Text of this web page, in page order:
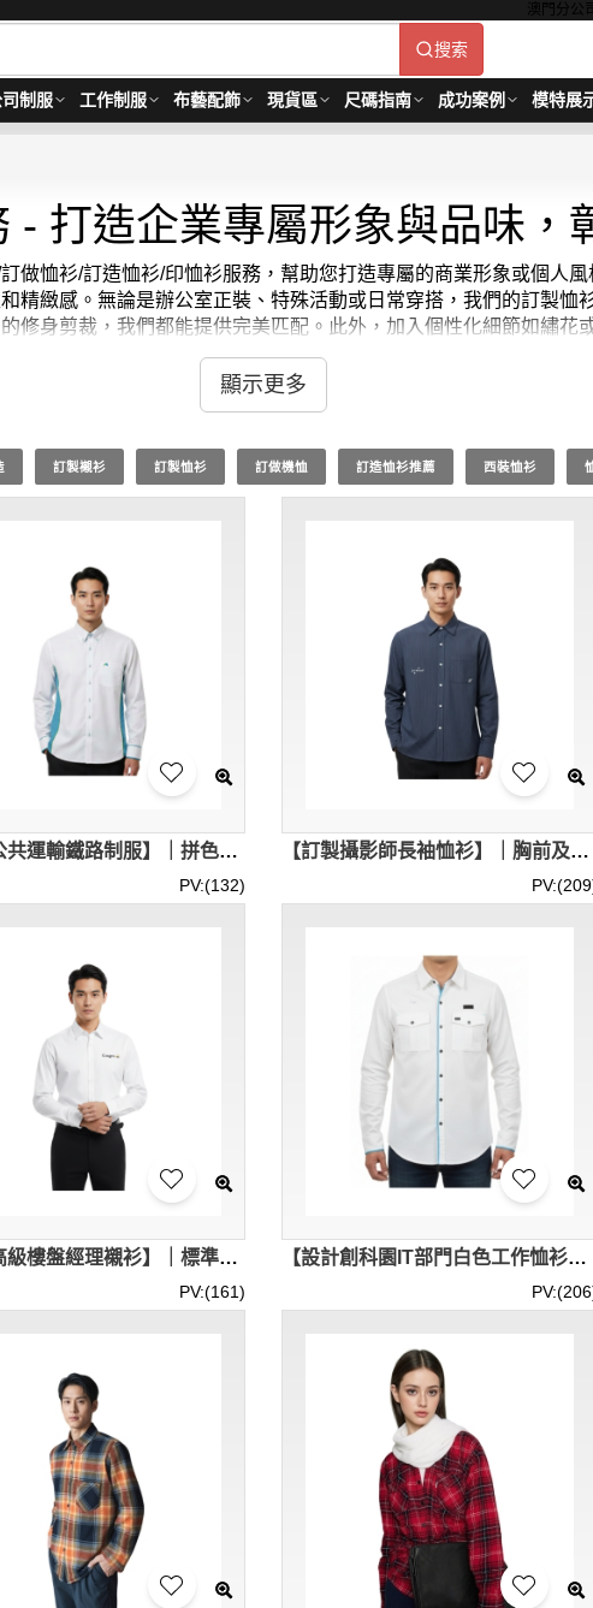
澳門分
搜索
制服 工作制服 布藝配飾 現貨區 尺碼指南 成功案例 模特展
- 打造企業專屬形象與品味，
做恤衫/訂造恤衫/印恤衫服務，幫助您打造專屬的商業形象或個人
精緻感。無論是辦公室正裝、特殊活動或日常穿搭，我們的訂製恤
修身剪裁，我們都能提供完美匹配。此外，加入個性化細節如繡花
現專業與風格。立即聯繫我們開始訂製！恤衫
顯示更多
訂製襯衫 訂製恤衫 訂做機恤 訂造恤衫推薦 西裝恤衫
【訂製公共運輸鐵路制服】｜拼色門襟設計｜修身剪裁版型｜澳門輕軌｜男款長袖恤衫專門店 R470
PV:(132)
【訂製攝影師長袖恤衫】｜胸前及袋口繡花｜零售行業｜舒適棉質布料｜男款長袖恤衫專門店 R471
【訂造高級樓盤經理襯衫】｜標準翻領設計｜修身合體版型｜男款長袖恤衫專門店 R467
PV:(161)
【設計創科園IT部門白色工作恤衫】｜長袖單扣袖口｜淺藍色門襟包邊｜ISS 創科園｜IT部恤衫供應商 R466